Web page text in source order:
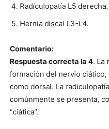
Radículopatía L5 derecha.
Hernia discal L3-L4.
Comentario:
Respuesta correcta la 4. La
formación del nervio
como dorsal. La
comúnmente se presenta,
“ciática”.